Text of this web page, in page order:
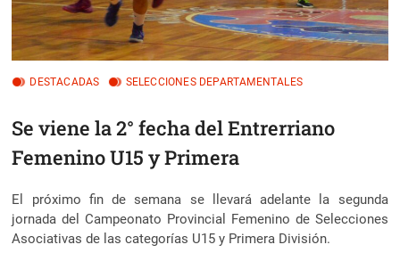
DESTACADAS SELECCIONES DEPARTAMENTALES
Se viene la 2° fecha del Entrerriano
Femenino U15 y Primera
El próximo fin de semana se llevará adelante la segunda
jornada del Campeonato Provincial Femenino de Selecciones
Asociativas de las categorías U15 y Primera División.